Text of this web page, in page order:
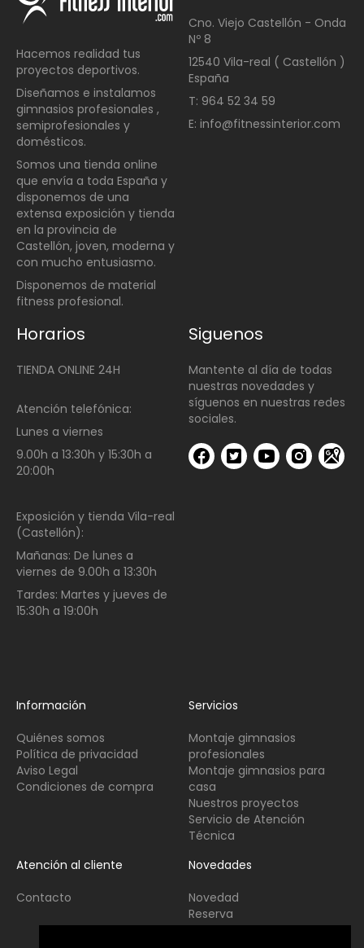
Hacemos realidad tus
proyectos deportivos.
Diseñamos e instalamos
gimnasios profesionales ,
semiprofesionales y
domésticos.
Somos una tienda online
que envía a toda España y
disponemos de una
extensa exposición y tienda
en la provincia de
Castellón, joven, moderna y
con mucho entusiasmo.
Disponemos de material
fitness profesional.
Cno. Viejo Castellón - Onda
Nº 8
12540 Vila-real ( Castellón )
España
T: 964 52 34 59
E: info@fitnessinterior.com
Horarios
TIENDA ONLINE 24H
Atención telefónica:
Lunes a viernes
9.00h a 13:30h y 15:30h a
20:00h
Exposición y tienda Vila-real
(Castellón):
Mañanas: De lunes a
viernes de 9.00h a 13:30h
Tardes: Martes y jueves de
15:30h a 19:00h
Siguenos
Mantente al día de todas
nuestras novedades y
síguenos en nuestras redes
sociales.
Información
Quiénes somos
Política de privacidad
Aviso Legal
Condiciones de compra
Servicios
Montaje gimnasios
profesionales
Montaje gimnasios para
casa
Nuestros proyectos
Servicio de Atención
Técnica
Atención al cliente
Contacto
Novedades
Novedad
Reserva
Usado